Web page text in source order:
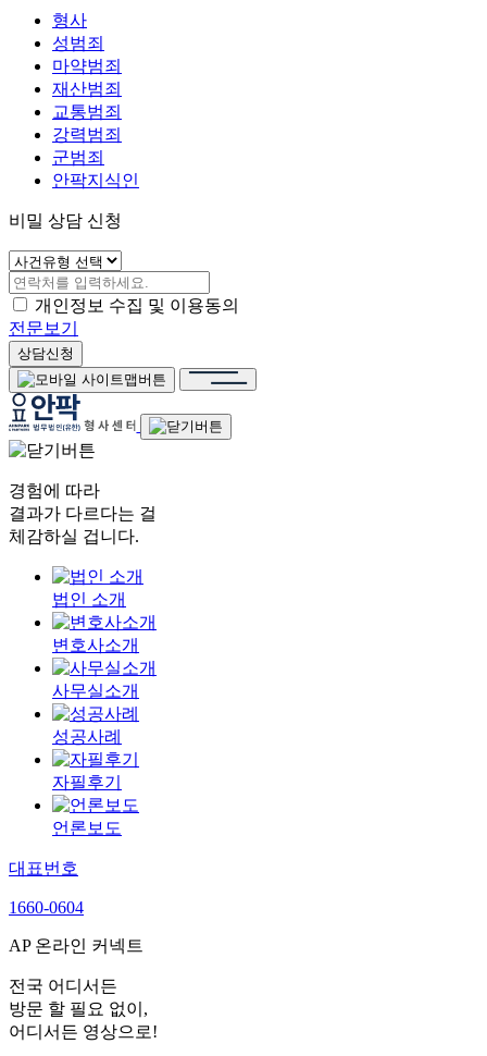
형사
성범죄
마약범죄
재산범죄
교통범죄
강력범죄
군범죄
안팍지식인
비밀 상담 신청
개인정보 수집 및 이용동의
전문보기
상담신청
경험에 따라
결과가 다르다는 걸
체감하실 겁니다.
법인 소개
변호사소개
사무실소개
성공사례
자필후기
언론보도
대표번호
1660-0604
AP 온라인 커넥트
전국 어디서든
방문 할 필요 없이,
어디서든 영상으로!